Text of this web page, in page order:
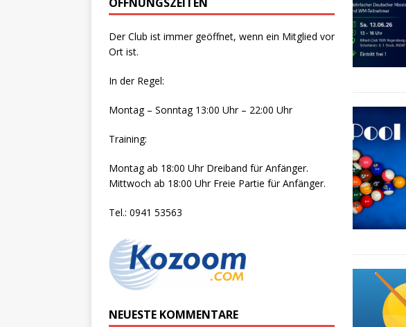
Der Club ist immer geöffnet, wenn ein Mitglied vor
Ort ist.
In der Regel:
Montag – Sonntag 13:00 Uhr – 22:00 Uhr
Training:
Montag ab 18:00 Uhr Dreiband für Anfänger.
Mittwoch ab 18:00 Uhr Freie Partie für Anfänger.
Tel.: 0941 53563
NEUESTE KOMMENTARE